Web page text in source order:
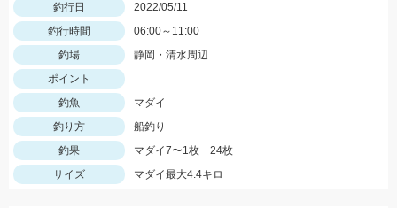
釣行日
2022/05/11
釣行時間
06:00～11:00
釣場
静岡・清水周辺
ポイント
釣魚
マダイ
釣り方
船釣り
釣果
マダイ7〜1枚 24枚
サイズ
マダイ最大4.4キロ